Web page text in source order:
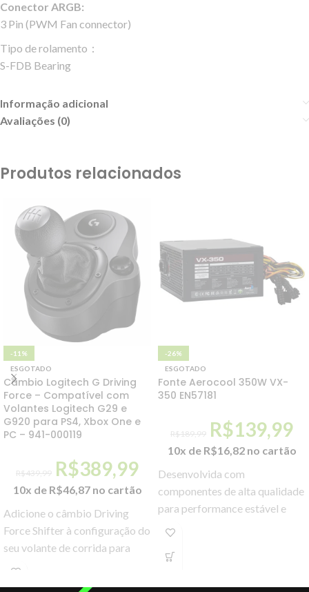
Conector ARGB:
3 Pin (PWM Fan connector)
Tipo de rolamento：
S-FDB Bearing
Informação adicional
Avaliações (0)
Produtos relacionados
-11%
ESGOTADO
Câmbio Logitech G Driving
Force – Compatível com
Volantes Logitech G29 e
G920 para PS4, Xbox One e
PC – 941-000119
R$439,99 R$389,99
10x de R$46,87 no cartão
Adicione o câmbio Driving
Force Shifter à configuração do
seu volante de corrida para
-26%
ESGOTADO
Fonte Aerocool 350W VX-
350 EN57181
R$189,99 R$139,99
10x de R$16,82 no cartão
Desenvolvida com
componentes de alta qualidade
para performance estável e